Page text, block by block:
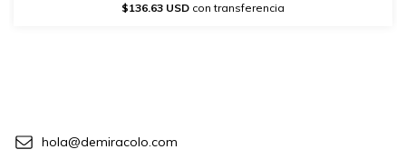
$136.63 USD con transferencia
hola@demiracolo.com